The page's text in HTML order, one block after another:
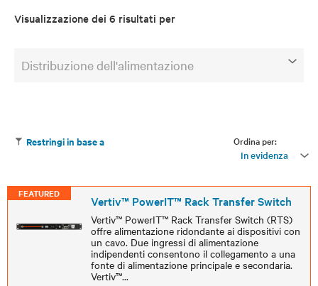
Visualizzazione dei 6 risultati per
Distribuzione dell'alimentazione
Ordina per:
In evidenza
Restringi in base a
FEATURED Vertiv™ PowerIT™ Rack Transfer Switch
Vertiv™ PowerIT™ Rack Transfer Switch (RTS)
offre alimentazione ridondante ai dispositivi con
un cavo. Due ingressi di alimentazione
indipendenti consentono il collegamento a una
fonte di alimentazione principale e secondaria.
Vertiv™...